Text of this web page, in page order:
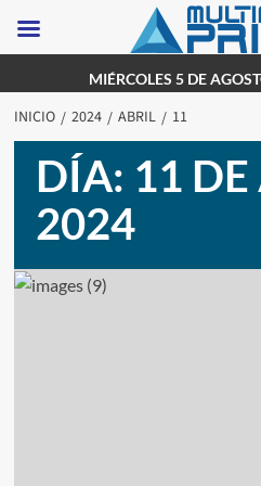
al
contenido
MIÉRCOLES 5 DE
INICIO 2024 ABRIL 11
DÍA: 11
2024